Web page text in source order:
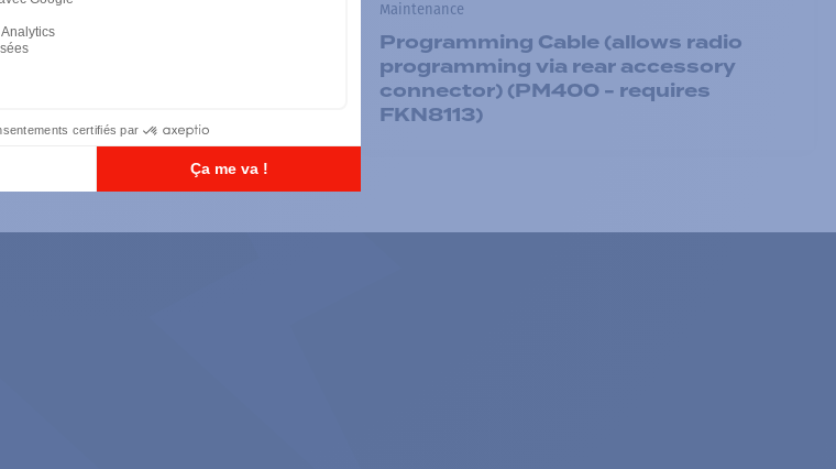
Maintenance
Programming Cable (allows radio
programming via rear accessory
connector) (PM400 - requires
FKN8113)